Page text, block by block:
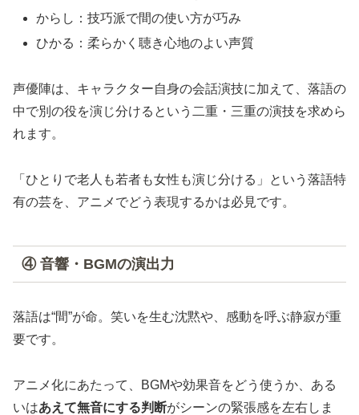
からし：技巧派で間の使い方が巧み
ひかる：柔らかく聴き心地のよい声質
声優陣は、キャラクター自身の会話演技に加えて、落語の
中で別の役を演じ分けるという二重・三重の演技を求めら
れます。
「ひとりで老人も若者も女性も演じ分ける」という落語特
有の芸を、アニメでどう表現するかは必見です。
④ 音響・BGMの演出力
落語は“間”が命。笑いを生む沈黙や、感動を呼ぶ静寂が重
要です。
アニメ化にあたって、BGMや効果音をどう使うか、ある
いはあえて無音にする判断がシーンの緊張感を左右しま